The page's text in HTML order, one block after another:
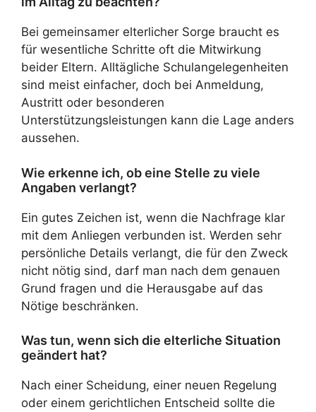
Bei gemeinsamer elterlicher Sorge braucht es
für wesentliche Schritte oft die Mitwirkung
beider Eltern. Alltägliche Schulangelegenheiten
sind meist einfacher, doch bei Anmeldung,
Austritt oder besonderen
Unterstützungsleistungen kann die Lage anders
aussehen.
Wie erkenne ich, ob eine Stelle zu viele
Angaben verlangt?
Ein gutes Zeichen ist, wenn die Nachfrage klar
mit dem Anliegen verbunden ist. Werden sehr
persönliche Details verlangt, die für den Zweck
nicht nötig sind, darf man nach dem genauen
Grund fragen und die Herausgabe auf das
Nötige beschränken.
Was tun, wenn sich die elterliche Situation
geändert hat?
Nach einer Scheidung, einer neuen Regelung
oder einem gerichtlichen Entscheid sollte die